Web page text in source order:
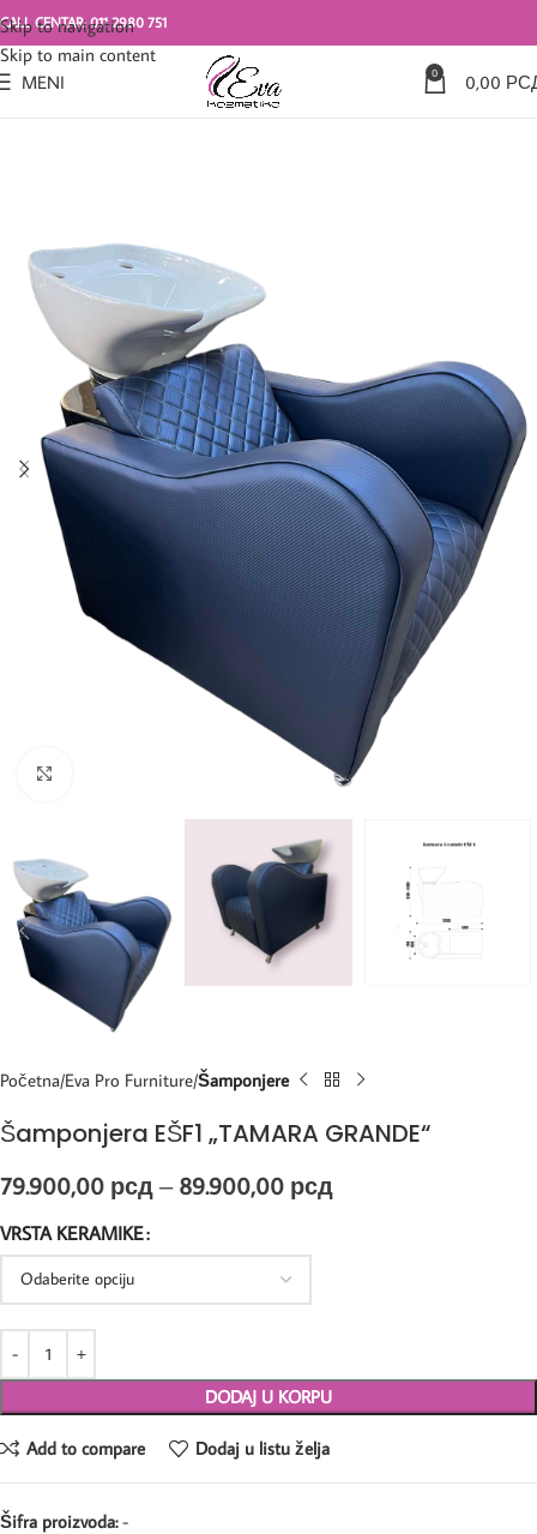
Skip to navigation
Skip to main content
CALL CENTAR: 011 2980 751
MENI 0 0,00
Početna Eva Pro Furniture Šamponjere
Šamponjera EŠF1 „TAMARA GRANDE“
79.900,00 рсд – 89.900,00 рсд
VRSTA KERAMIKE
DODAJ U KORPU
Add to compare Dodaj u listu želja
Šifra proizvoda:-